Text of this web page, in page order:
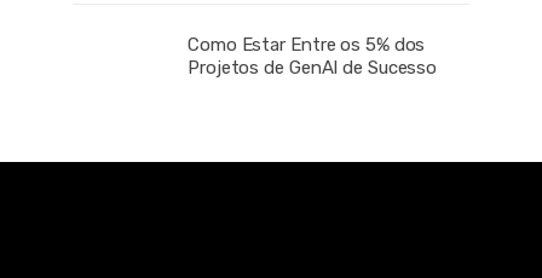
Como Estar Entre os 5% dos
Projetos de GenAI de Sucesso